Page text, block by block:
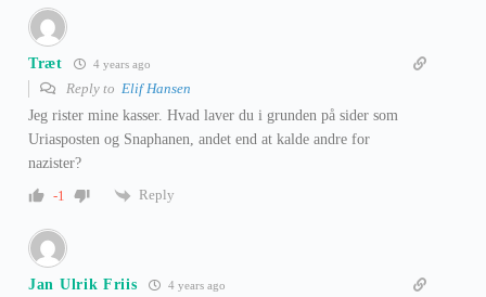
Træt 4 years ago
Reply to Elif Hansen
Jeg rister mine kasser. Hvad laver du i grunden på sider som
Uriasposten og Snaphanen, andet end at kalde andre for
nazister?
-1
Reply
Jan Ulrik Friis 4 years ago